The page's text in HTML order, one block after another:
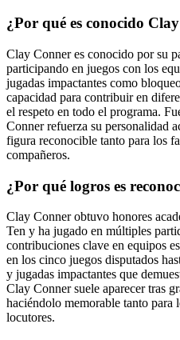
¿Por qué es conocido
Clay Conner es conocido por su
participando en juegos con los
jugadas impactantes como
capacidad para contribuir en
el respeto en todo el programa.
Conner refuerza su personalidad
figura reconocible tanto para los
compañeros.
¿Por qué logros es
Clay Conner obtuvo honores
Ten y ha jugado en múltiples
contribuciones clave en equipos
en los cinco juegos disputados
y jugadas impactantes que
Clay Conner suele aparecer tras
haciéndolo memorable tanto para
locutores.